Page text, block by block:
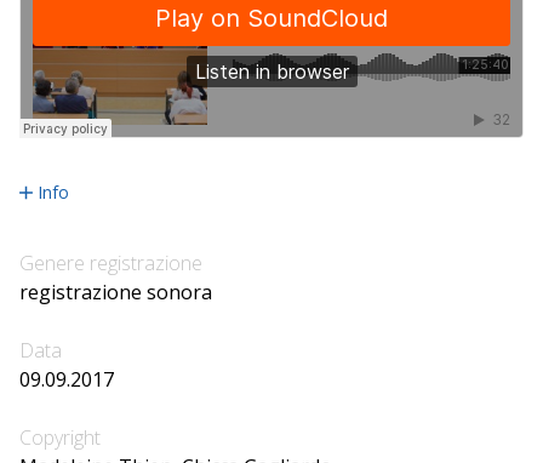
Info
Genere registrazione
registrazione sonora
Data
09.09.2017
Copyright